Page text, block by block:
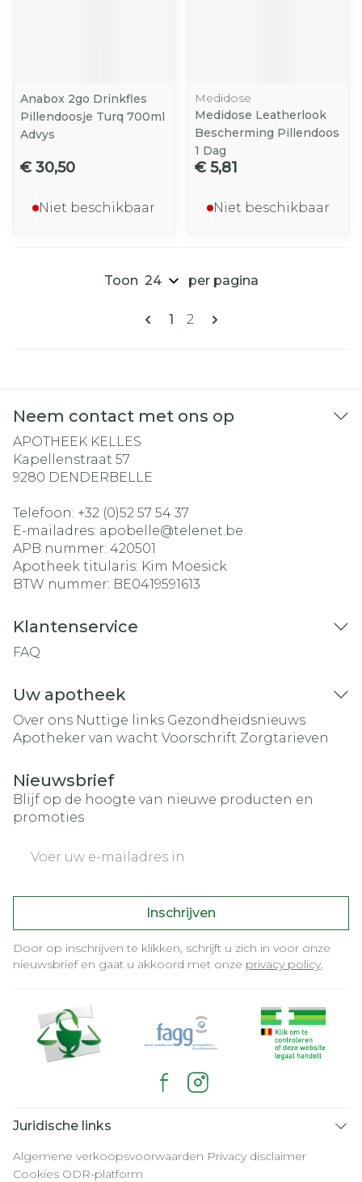
Anabox 2go Drinkfles
Pillendoosje Turq 700ml
Advys
€ 30,50
Niet beschikbaar
Medidose
Medidose Leatherlook
Bescherming Pillendoos
1 Dag
€ 5,81
Niet beschikbaar
Pagina's
U lees momenteel pagina
1 Pagina
2
Toon per pagina
Neem contact met ons op
APOTHEEK KELLES
Kapellenstraat 57
9280 DENDERBELLE
Telefoon: +32 (0)52 57 54 37
E-mailadres: apobelle@telenet.be
APB nummer: 420501
Apotheek titularis: Kim Moesick
BTW nummer: BE0419591613
Klantenservice
FAQ
Uw apotheek
Over ons Nuttige links Gezondheidsnieuws
Apotheker van wacht Voorschrift Zorgtarieven
Nieuwsbrief
Blijf op de hoogte van nieuwe producten en
promoties
Inschrijven
Door op inschrijven te klikken, schrijft u zich in voor onze
nieuwsbrief en gaat u akkoord met onze privacy policy.
Juridische links
Algemene verkoopsvoorwaarden Privacy disclaimer
Cookies ODR-platform